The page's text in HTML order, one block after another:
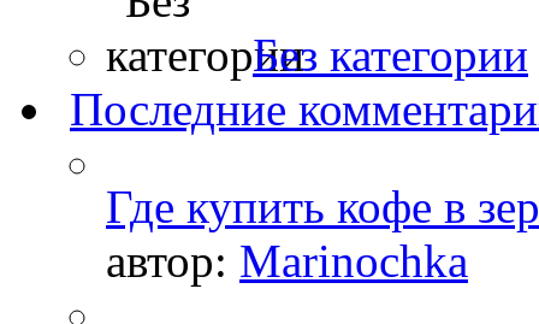
Без категории
Последние
Где купить кофе в
автор: Marinochka